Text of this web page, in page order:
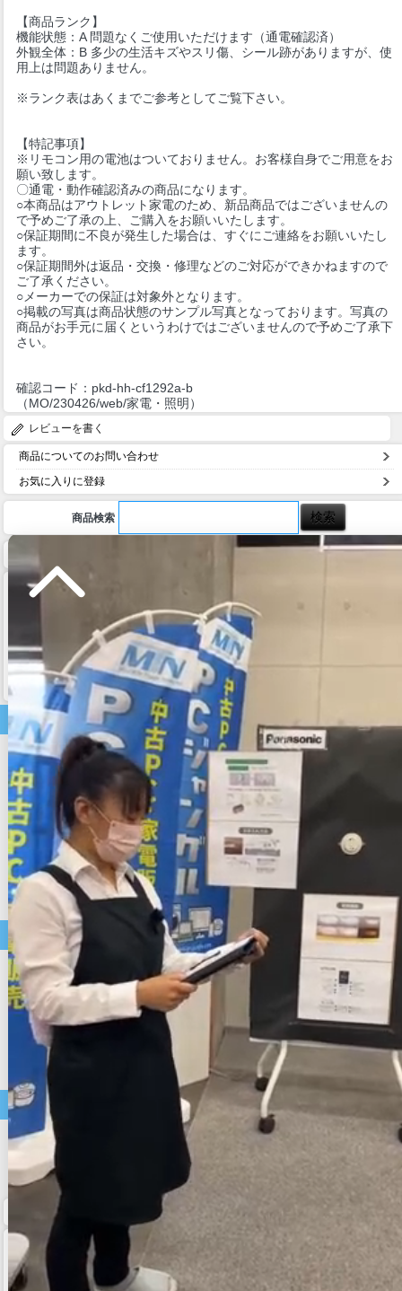
【商品ランク】
機能状態：A 問題なくご使用いただけます（通電確認済）
外観全体：B 多少の生活キズやスリ傷、シール跡がありますが、使
用上は問題ありません。
※ランク表はあくまでご参考としてご覧下さい。
【特記事項】
※リモコン用の電池はついておりません。お客様自身でご用意をお
願い致します。
〇通電・動作確認済みの商品になります。
○本商品はアウトレット家電のため、新品商品ではございませんの
で予めご了承の上、ご購入をお願いいたします。
○保証期間に不良が発生した場合は、すぐにご連絡をお願いいたし
ます。
○保証期間外は返品・交換・修理などのご対応ができかねますので
ご了承ください。
○メーカーでの保証は対象外となります。
○掲載の写真は商品状態のサンプル写真となっております。写真の
商品がお手元に届くというわけではございませんので予めご了承下
さい。
確認コード：pkd-hh-cf1292a-b
（MO/230426/web/家電・照明）
レビューを書く
商品についてのお問い合わせ
お気に入りに登録
商品検索
ログイン
特定商取引法に基づく表示
送料とお支払い方法について
個人情報の取扱いについて
家電商品
テレビ
テレビ・周辺機器
電子レンジ
炊飯器
照明器具
洗濯機
空気清浄機
美容家電
掃除機
ホットプレート
コーヒーメーカー
中古パソコン・モバイル商品
店長おすすめ
セール
中古ノートパソコン
中古デスクトップパソコン
中古スマートフォン
アクセサリー類
中古タブレット
価格帯で選ぶ
～9,999円
10,000円～19,999円
20,000円～29,999円
30,000円～
ホーム マイページ カート
メルマガ申込/停止
特定商取引法に基づく表示